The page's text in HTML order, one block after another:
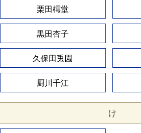
栗田樗堂
黒田杏子
久保田兎園
厨川千江
け